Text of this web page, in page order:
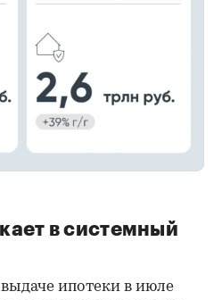
в системный
ипотеки в июле